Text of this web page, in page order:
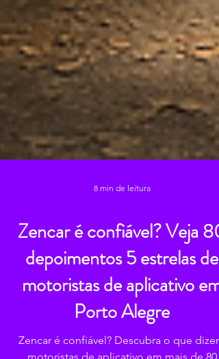
8 min de leitura
Zencar é confiável? Veja 80
depoimentos 5 estrelas de
motoristas de aplicativo em
Porto Alegre